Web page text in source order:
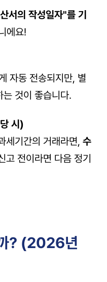
서의 작성일자"를 기
에요!
자동 전송되지만, 별
것이 좋습니다.
시)
세기간의 거래라면, 수
고 전이라면 다음 정기
? (2026년